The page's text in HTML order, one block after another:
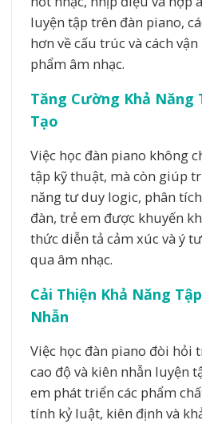
luyện tập trên đàn piano,
hơn về cấu trúc và cách
phẩm âm nhạc.
Tăng Cường Khả Năng
Tạo
Việc học đàn piano không
tập kỹ thuật, mà còn giúp
năng tư duy logic, phân
đàn, trẻ em được khuyến
thức diễn tả cảm xúc và ý
qua âm nhạc.
Cải Thiện Khả Năng
Nhẫn
Việc học đàn piano đòi hỏi
cao độ và kiên nhẫn luyện
em phát triển các phẩm
tính kỷ luật, kiên định và